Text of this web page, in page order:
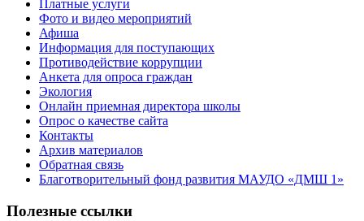
Платные услуги
Фото и видео мероприятий
Афиша
Информация для поступающих
Противодействие коррупции
Анкета для опроса граждан
Экология
Онлайн приемная директора школы
Опрос о качестве сайта
Контакты
Архив материалов
Обратная связь
Благотворительный фонд развития МАУДО «ДМШ 1»
Полезные ссылки